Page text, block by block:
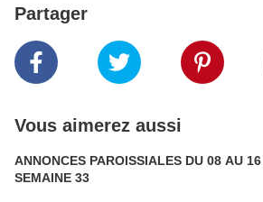
Partager
Vous aimerez aussi
ANNONCES PAROISSIALES DU 08 AU
SEMAINE 33